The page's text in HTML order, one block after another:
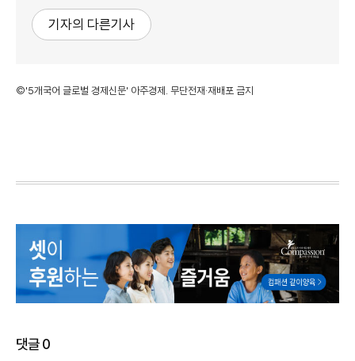
기자의 다른기사
©'5개국어 글로벌 경제신문' 아주경제. 무단전재·재배포 금지
댓글0